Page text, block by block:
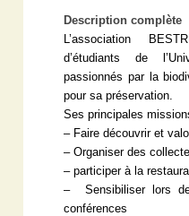
Description complète
L’association
d’étudiants de
passionnés par la
pour sa préservation.
Ses principales
– Faire découvrir et
– Organiser des
– participer à la
– Sensibiliser lors
conférences